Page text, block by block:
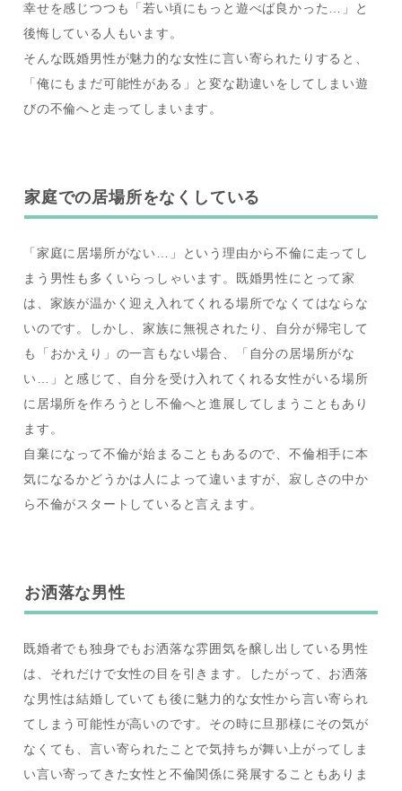
幸せを感じつつも「若い頃にもっと遊べば良かった…」と
後悔している人もいます。
そんな既婚男性が魅力的な女性に言い寄られたりすると、
「俺にもまだ可能性がある」と変な勘違いをしてしまい遊
びの不倫へと走ってしまいます。
家庭での居場所をなくしている
「家庭に居場所がない…」という理由から不倫に走ってし
まう男性も多くいらっしゃいます。既婚男性にとって家
は、家族が温かく迎え入れてくれる場所でなくてはならな
いのです。しかし、家族に無視されたり、自分が帰宅して
も「おかえり」の一言もない場合、「自分の居場所がな
い…」と感じて、自分を受け入れてくれる女性がいる場所
に居場所を作ろうとし不倫へと進展してしまうこともあり
ます。
自棄になって不倫が始まることもあるので、不倫相手に本
気になるかどうかは人によって違いますが、寂しさの中か
ら不倫がスタートしていると言えます。
お洒落な男性
既婚者でも独身でもお洒落な雰囲気を醸し出している男性
は、それだけで女性の目を引きます。したがって、お洒落
な男性は結婚していても後に魅力的な女性から言い寄られ
てしまう可能性が高いのです。その時に旦那様にその気が
なくても、言い寄られたことで気持ちが舞い上がってしま
い言い寄ってきた女性と不倫関係に発展することもありま